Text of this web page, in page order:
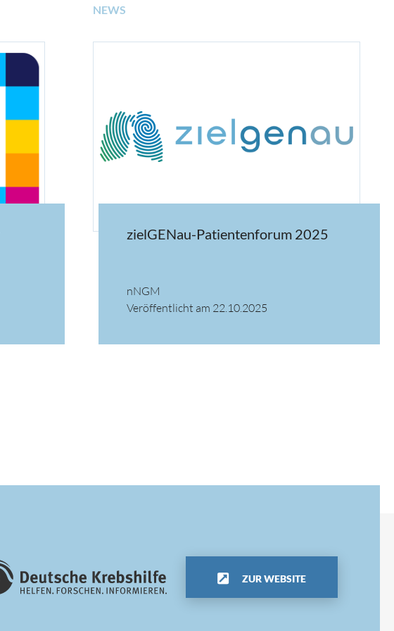
NEWS
zielGENau-Patientenforum 2025
nNGM
Veröffentlicht am 22.10.2025
ZUR WEBSITE